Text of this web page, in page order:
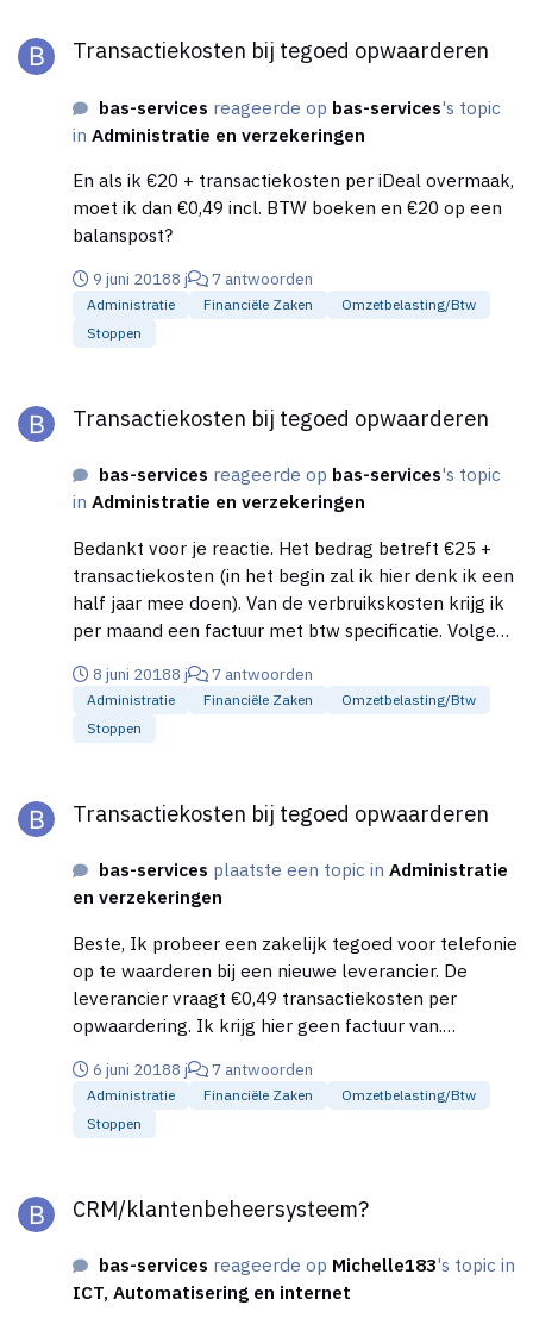
(klant). De verwerker dient zich in te spannen om de
bedrijf dit te melden (binnen 72 uur), zowel aan je
vriendin als de Autoriteit Persoonsgegevens (AP).
Zodra jij bijv. een lekke module schrijft dan kan de
eigenaar een datalek creëren. Je vriendin moet dit
dan tevens melden aan haar klanten en aan de AP.
Daarnaast dient jouw vriendin een
verwerkersovereenkomst af te sluiten met deze
hostingpartij. In de verwerkersovereenkomst staat
dit ook beschreven. disclaimer: ik ben geen jurist,
bovenstaand geen rechten worden ontleend.
Transactiekosten bij tegoed opwaarderen
bas-services reageerde op bas-services's topic
in Administratie en verzekeringen
En als ik €20 + transactiekosten per iDeal overmaak,
moet ik dan €0,49 incl. BTW boeken en €20 op een
balanspost?
9 juni 20188 j 7 antwoorden
Administratie Financiële Zaken
Omzetbelasting/btw
Stoppen
Transactiekosten bij tegoed opwaarderen
bas-services reageerde op bas-services's topic
in Administratie en verzekeringen
Bedankt voor je reactie. Het bedrag betreft €25 +
transactiekosten (in het begin zal ik hier denk ik een
half jaar mee doen). Van de verbruikskosten krijg ik
per maand een factuur met btw specificatie. Volgens
transactiekosten moet ik btw betalen (als ik een
willekeurige factuur voor een willekeurige maand
bekijk op mijn privé account).
8 juni 20188 j 7 antwoorden
Administratie Financiële Zaken
Omzetbelasting/btw
Stoppen
Transactiekosten bij tegoed opwaarderen
bas-services plaatste een topic inAdministratie
en verzekeringen
Beste, Ik probeer een zakelijk tegoed voor telefonie
op te waarderen bij een nieuwe leverancier. De
leverancier vraagt €0,49 transactiekosten per
opwaardering. Ik krijg hier geen factuur van.
opgewaardeerd boeken op een reeds aangemaakte
balansrekening, om vervolgens de verbruikskosten
te boeken op deze tegenrekening. Hoe moet ik de
ook zonder BTW, omdat ik geen factuur heb
kunnen voorkomen dat de vermelde balansrekening
nooit op €0,00 uit gaat komen. Hoe zal ik in zo'n
6 juni 20188 j 7 antwoorden
Administratie Financiële Zaken
Omzetbelasting/btw
Stoppen
CRM/klantenbeheersysteem?
bas-services reageerde op Michelle183's topic in
ICT, Automatisering en internet